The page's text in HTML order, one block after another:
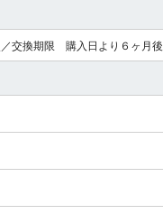
交換期限 購入日より６ヶ月後